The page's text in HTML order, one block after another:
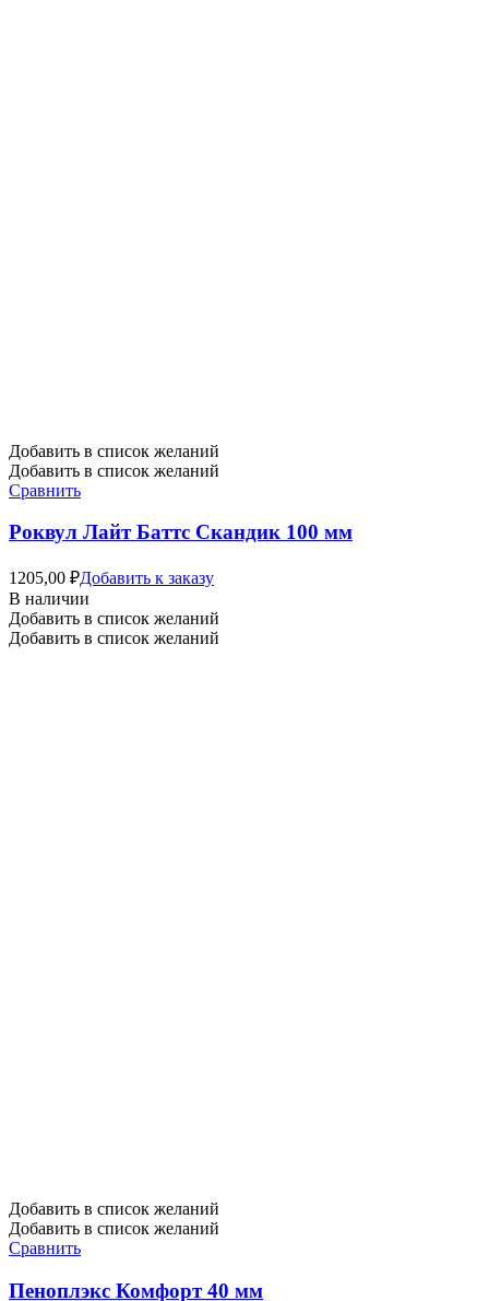
Добавить в список желаний
Добавить в список желаний
Сравнить
Роквул Лайт Баттс Скандик 100 мм
1205,00 ₽Добавить к заказу
В наличии
Добавить в список желаний
Добавить в список желаний
Добавить в список желаний
Добавить в список желаний
Сравнить
Пеноплэкс Комфорт 40 мм